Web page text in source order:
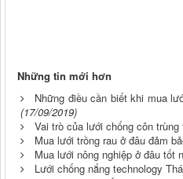
Những tin mới hơn
Những điều cần biết khi mua
(17/09/2019)
Vai trò của lưới chống côn trùng
Mua lưới trồng rau ở đâu đảm
Mua lưới nông nghiệp ở đâu tốt
Lưới chống nắng technology